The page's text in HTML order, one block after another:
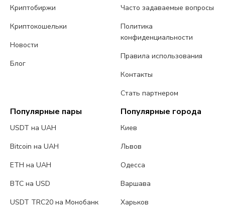
Криптобиржи
Криптокошельки
Новости
Блог
Часто задаваемые вопросы
Политика
конфиденциальности
Правила использования
Контакты
Стать партнером
Популярные пары
USDT на UAH
Bitcoin на UAH
ETH на UAH
BTC на USD
USDT TRC20 на Монобанк
Популярные города
Киев
Львов
Одесса
Варшава
Харьков